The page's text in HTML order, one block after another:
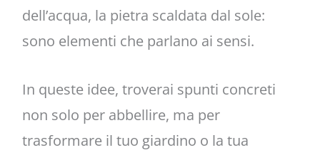
dell’acqua, la pietra scaldata dal sole:
sono elementi che parlano ai sensi.
In queste idee, troverai spunti concreti
non solo per abbellire, ma per
trasformare il tuo giardino o la tua